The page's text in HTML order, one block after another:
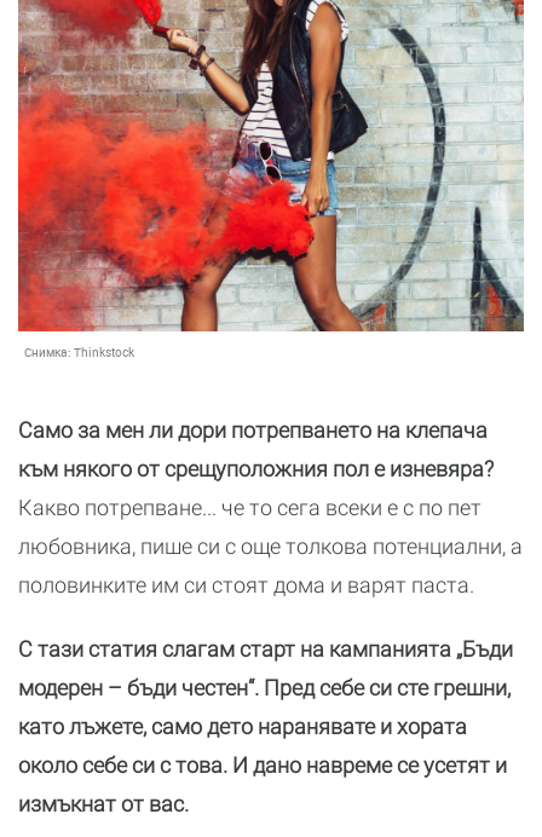
Снимка: Thinkstock
Само за мен ли дори потрепването на клепача
към някого от срещуположния пол е изневяра?
Какво потрепване... че то сега всеки е с по пет
любовника, пише си с още толкова потенциални, а
половинките им си стоят дома и варят паста.
С тази статия слагам старт на кампанията „Бъди
модерен – бъди честен“. Пред себе си сте грешни,
като лъжете, само дето наранявате и хората
около себе си с това. И дано навреме се усетят и
измъкнат от вас.